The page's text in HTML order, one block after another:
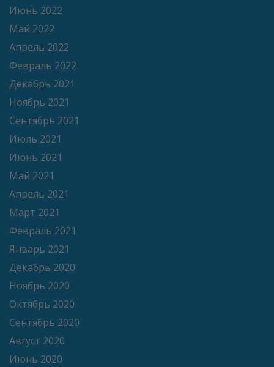
Июнь 2022
Май 2022
Апрель 2022
Февраль 2022
Декабрь 2021
Ноябрь 2021
Сентябрь 2021
Июль 2021
Июнь 2021
Май 2021
Апрель 2021
Март 2021
Февраль 2021
Январь 2021
Декабрь 2020
Ноябрь 2020
Октябрь 2020
Сентябрь 2020
Август 2020
Июнь 2020